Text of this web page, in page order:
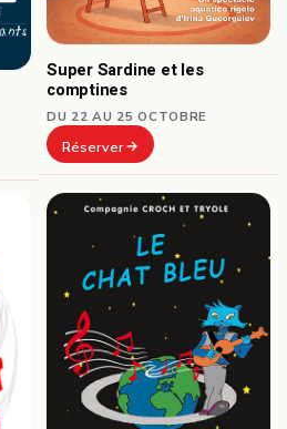
Super Sardine et les
comptines
DU 22 AU 25 OCTOBRE
Réserver